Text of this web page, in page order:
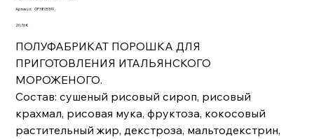
Артикул:
Артикул:
OP3805199
Цена
20,76 €
ПОЛУФАБРИКАТ ПОРОШКА ДЛЯ
ПРИГОТОВЛЕНИЯ ИТАЛЬЯНСКОГО
МОРОЖЕНОГО.
Состав: сушеный рисовый сироп, рисовый
крахмал, рисовая мука, фруктоза, кокосовый
растительный жир, декстроза, мальтодекстрин,